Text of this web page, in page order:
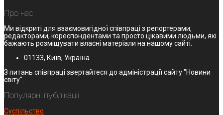
Про нас
Ми відкриті для взаємовигідної співпраці з репортерами,
редакторами, кореспондентами та просто цікавими людьми, які
бажають розміщувати власні матеріали на нашому сайті.
01133, Київ, Україна
З питань співпраці звертайтеся до адміністрації сайту "Новини
світу".
Популярні публікації
Суспільство